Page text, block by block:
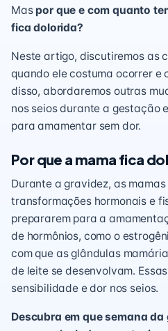
Mas por que e com quanto
fica dolorida?
Neste artigo, discutiremos as
quando ele costuma ocorrer e
disso, abordaremos outras
nos seios durante a gestação
para amamentar sem dor.
Por que a mama fica
Durante a gravidez, as
transformações hormonais e
prepararem para a
de hormônios, como o
com que as glândulas
de leite se desenvolvam.
sensibilidade e dor nos seios.
Descubra em que semana